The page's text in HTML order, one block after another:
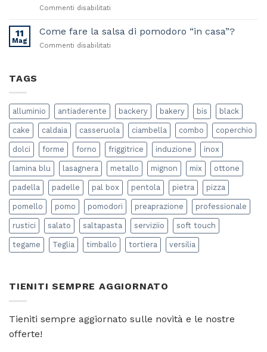
Cottura
Commenti disabilitati
preparare
11
Mag
Come fare la salsa di pomodoro “in casa”?
Commenti disabilitati
pomodoro
“in
casa”?
TAGS
alluminio antiaderente backery bakery bis black
cake caldaia casseruola ciambella combo coperchio
dolci forme forno friggitrice induzione inox
lamina blu lasagnera metallo mignon mix ottone
padella padelle pal box pentola pietra pizza
pomello pomo pomodori preaprazione professionale
rustici salato saltapasta serviziio soft touch
tegame Teglia timballo tortiera versilia
TIENITI SEMPRE AGGIORNATO
Tieniti sempre aggiornato sulle novità e le nostre
offerte!